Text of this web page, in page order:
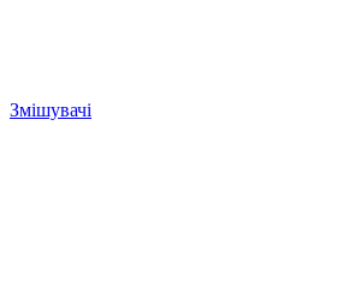
Змішувачі